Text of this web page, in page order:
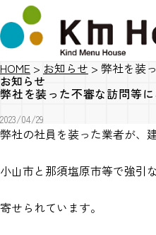
HOME > お知らせ > 弊社を装
お知らせ
弊社を装った不審な訪問等
2023/04/29
弊社の社員を装った業者が、
小山市と那須塩原市等で強引
寄せられています。